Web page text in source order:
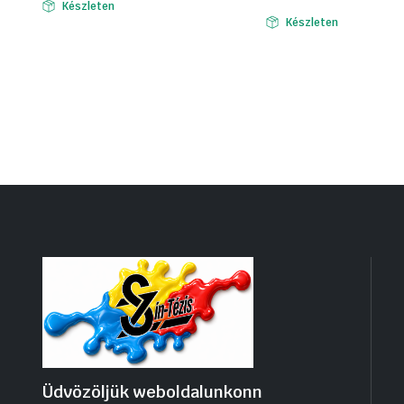
Készleten
Készleten
Üdvözöljük weboldalunkonn